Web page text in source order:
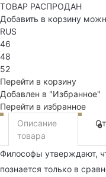
ТОВАР РАСПРОДАН
Добавить в корзину
RUS
46
48
52
Перейти в корзину
Добавлен в "Избранное"
Перейти в избранное
Описание
товара
0
Философы утверждают,
познается только в